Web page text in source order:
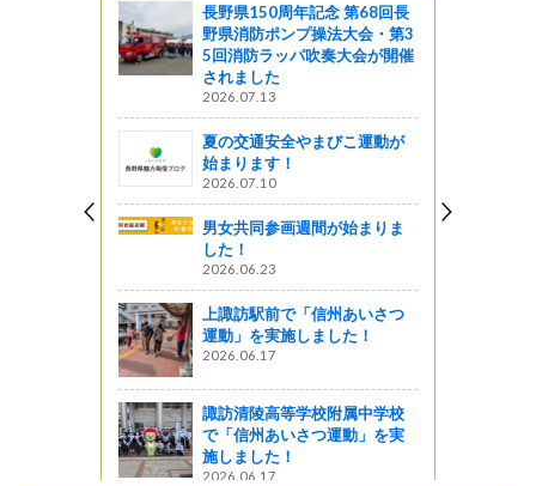
長野県150周年記念 第68回長
野県消防ポンプ操法大会・第3
5回消防ラッパ吹奏大会が開催
されました
2026.07.13
夏の交通安全やまびこ運動が
始まります！
2026.07.10
男女共同参画週間が始まりま
した！
2026.06.23
上諏訪駅前で「信州あいさつ
運動」を実施しました！
2026.06.17
諏訪清陵高等学校附属中学校
で「信州あいさつ運動」を実
施しました！
2026.06.17